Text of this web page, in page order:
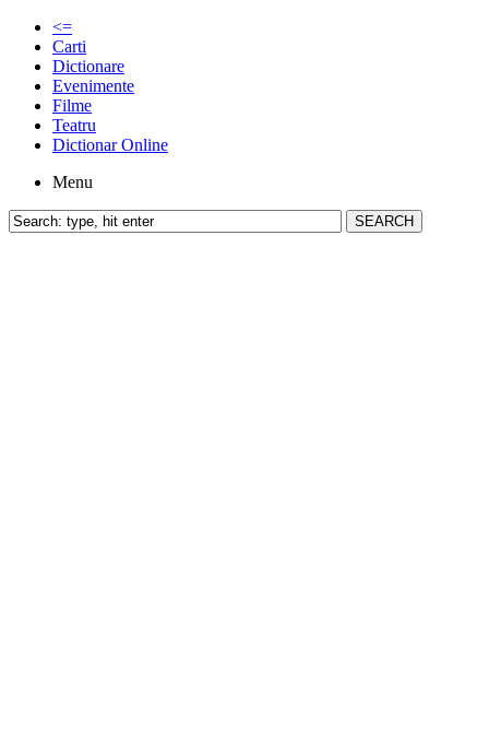
<=
Carti
Dictionare
Evenimente
Filme
Teatru
Dictionar Online
Menu